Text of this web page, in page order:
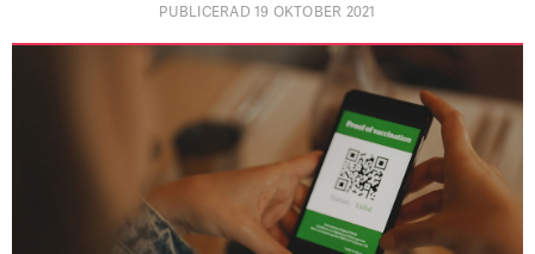
PUBLICERAD 19 OKTOBER 2021